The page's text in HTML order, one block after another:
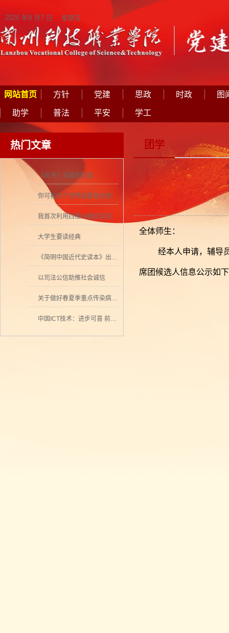
2026 年8 月7 日 星期五
网站首页 方针 党建 思政 时政 图
助学 普法 平安 学工
热门文章
《尚书》文体的形成
你可被这个世界温柔地对待
我首次利用四维纠缠态实现量子密集编码
大学生要读经典
《简明中国近代史读本》出版 历史学者张海鹏领衔撰写
以司法公信助推社会诚信
关于做好春夏季重点传染病防控工作的通知
中国ICT技术：进步可喜 前景可期
团学
全体师生：
经本人申请，辅导
席团候选人信息公示如